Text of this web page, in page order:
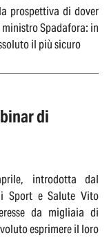
prospettiva di dover
Spadafora: in
il più sicuro
di
introdotta dal
Sport e Salute Vito
da migliaia di
esprimere il loro